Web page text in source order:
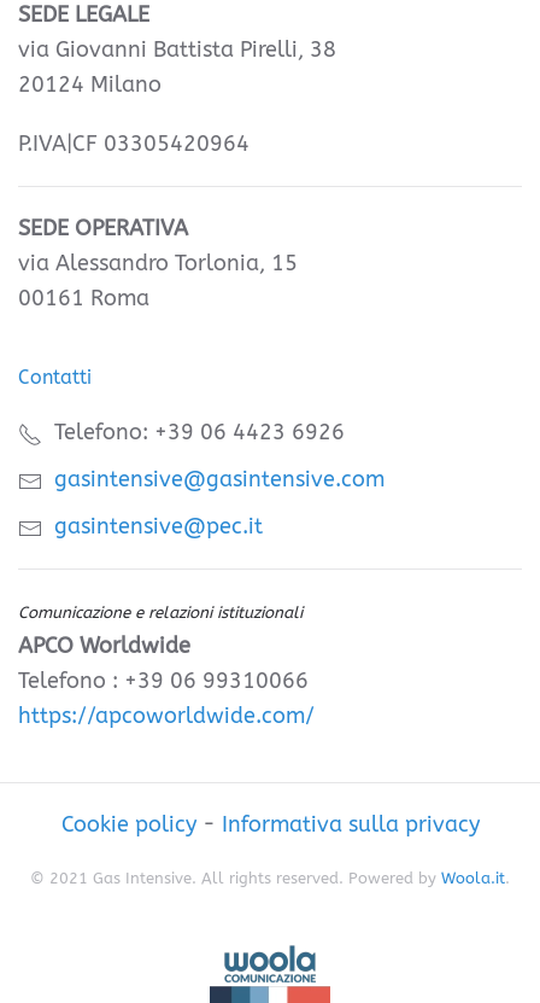
SEDE LEGALE
via Giovanni Battista Pirelli, 38
20124 Milano
P.IVA|CF 03305420964
SEDE OPERATIVA
via Alessandro Torlonia, 15
00161 Roma
Contatti
Telefono: +39 06 4423 6926
gasintensive@gasintensive.com
gasintensive@pec.it
Comunicazione e relazioni istituzionali
APCO Worldwide
Telefono : +39 06 99310066
https://apcoworldwide.com/
Cookie policy- Informativa sulla privacy
© 2021 Gas Intensive. All rights reserved. Powered by Woola.it.